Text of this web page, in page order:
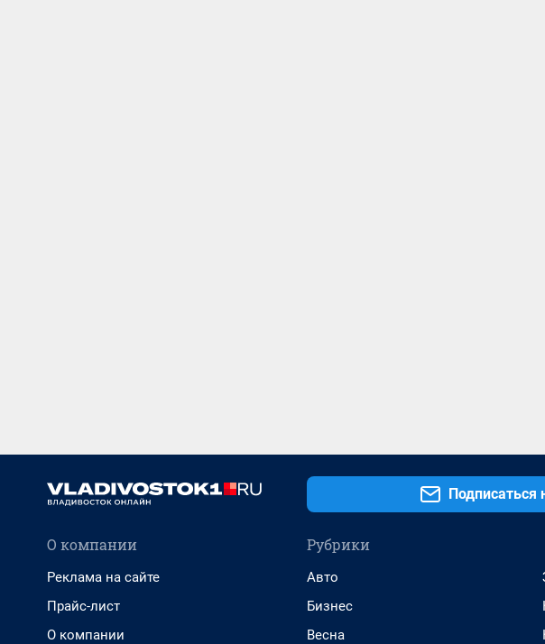
Подписаться
О компании
Реклама на сайте
Прайс-лист
О компании
Рубрики
Авто
Бизнес
Весна